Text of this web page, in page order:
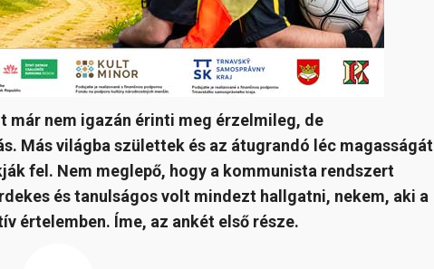
nem igazán érinti meg érzelmileg, de
Más világba születtek és az átugrandó léc magasságát
fel. Nem meglepő, hogy a kommunista rendszert
és tanulságos volt mindezt hallgatni, nekem, aki a
értelemben. Íme, az ankét első része.